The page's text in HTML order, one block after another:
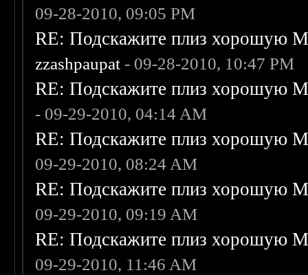
09-28-2010, 09:05 PM
RE: Подскажите плиз хорошую
zzashpaupat - 09-28-2010, 10:47 PM
RE: Подскажите плиз хорошую
- 09-29-2010, 04:14 AM
RE: Подскажите плиз хорошую
09-29-2010, 08:24 AM
RE: Подскажите плиз хорошую
09-29-2010, 09:19 AM
RE: Подскажите плиз хорошую
09-29-2010, 11:46 AM